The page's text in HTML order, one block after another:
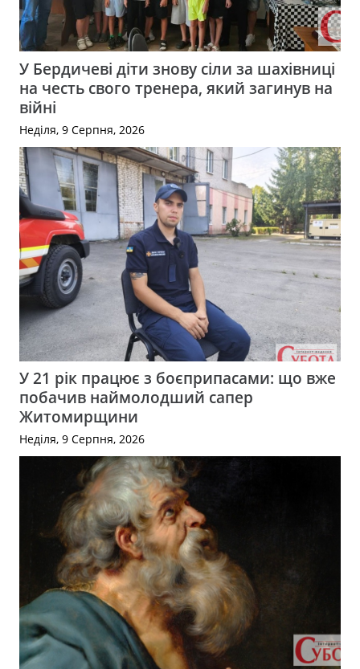
У Бердичеві діти знову сіли за шахівниці
на честь свого тренера, який загинув на
війні
Неділя, 9 Серпня, 2026
У 21 рік працює з боєприпасами: що вже
побачив наймолодший сапер
Житомирщини
Неділя, 9 Серпня, 2026